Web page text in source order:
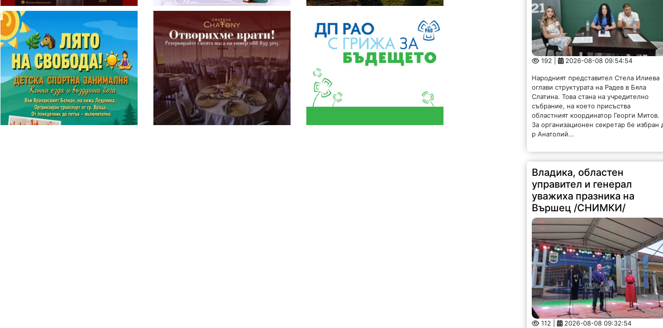
192 | 2026-08-08 09:54:54
Народният представител Стела Илиева
оглави структурата на Радев в Бяла
Слатина. Това стана на учредително
събрание, на което присъства
областният координатор Георги Митов.
За организационен секретар бе избран
р Анатолий...
Владика, областен
управител и генерал
уважиха празника на
Вършец /СНИМКИ/
112 | 2026-08-08 09:32:54